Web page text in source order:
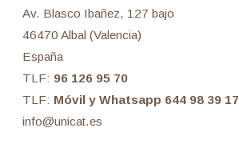
Av. Blasco Ibañez, 127 bajo
46470 Albal (Valencia)
España
TLF: 96 126 95 70
TLF: Móvil y Whatsapp 644 98 39 17
info@unicat.es